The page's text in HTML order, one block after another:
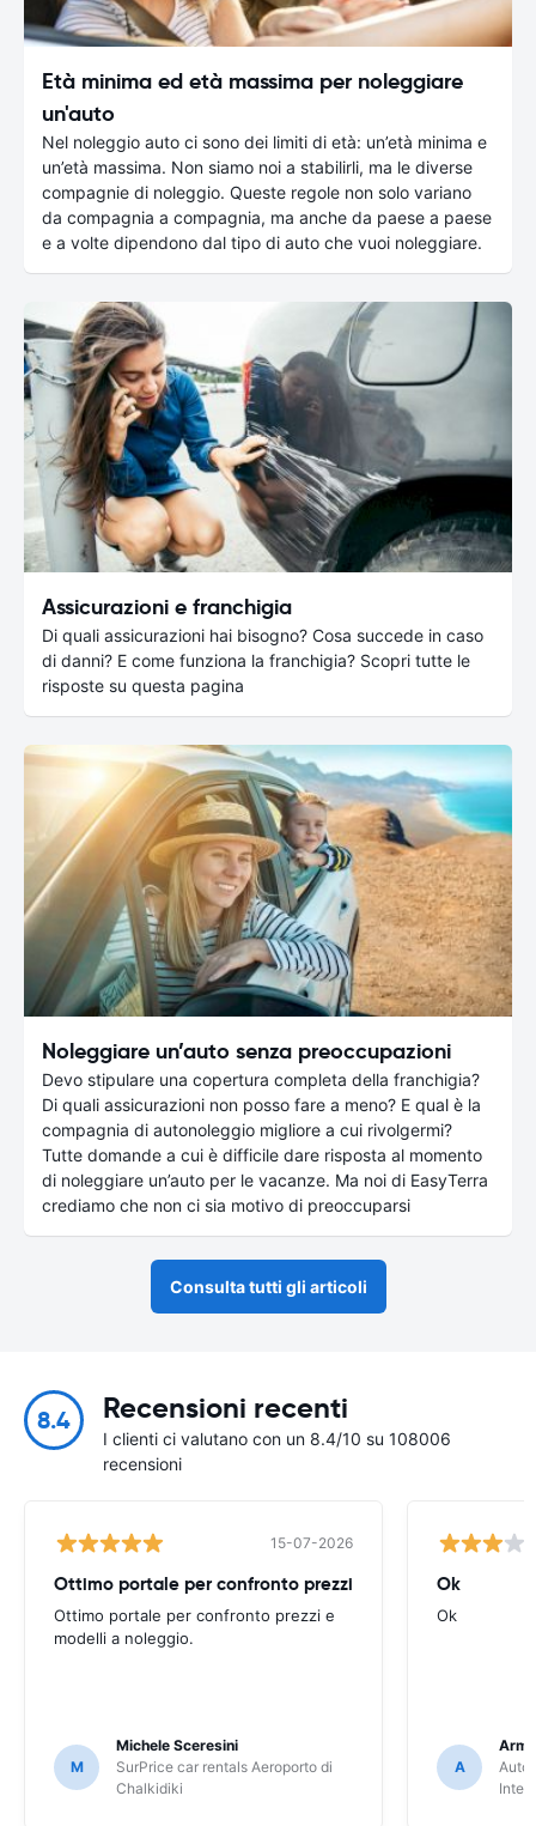
Età minima ed età massima per noleggiare
un'auto
Nel noleggio auto ci sono dei limiti di età: un’età minima e
un’età massima. Non siamo noi a stabilirli, ma le diverse
compagnie di noleggio. Queste regole non solo variano
da compagnia a compagnia, ma anche da paese a paese
e a volte dipendono dal tipo di auto che vuoi noleggiare.
Assicurazioni e franchigia
Di quali assicurazioni hai bisogno? Cosa succede in caso
di danni? E come funziona la franchigia? Scopri tutte le
risposte su questa pagina
Noleggiare un’auto senza preoccupazioni
Devo stipulare una copertura completa della franchigia?
Di quali assicurazioni non posso fare a meno? E qual è la
compagnia di autonoleggio migliore a cui rivolgermi?
Tutte domande a cui è difficile dare risposta al momento
di noleggiare un’auto per le vacanze. Ma noi di EasyTerra
crediamo che non ci sia motivo di preoccuparsi
Consulta tutti gli articoli
8.4 Recensioni recenti
I clienti ci valutano con un 8.4/10 su 108006
recensioni
15-07-2026
Ottimo portale per confronto prezzi
Ottimo portale per confronto prezzi e
modelli a noleggio.
M
Michele Sceresini
SurPrice car rentals Aeroporto di
Chalkidiki
Ok
Ok
A